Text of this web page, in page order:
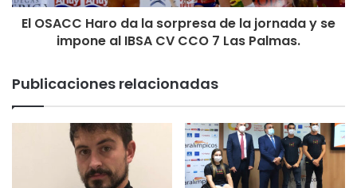
El OSACC Haro da la sorpresa de la jornada y se
impone al IBSA CV CCO 7 Las Palmas.
Publicaciones relacionadas